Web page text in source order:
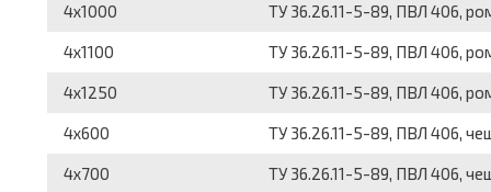
4x1000 ТУ 36.26.11-5-89, ПВЛ 406,
4x1100 ТУ 36.26.11-5-89, ПВЛ 406,
4x1250 ТУ 36.26.11-5-89, ПВЛ 406,
4x600 ТУ 36.26.11-5-89, ПВЛ 406,
4x700 ТУ 36.26.11-5-89, ПВЛ 406,